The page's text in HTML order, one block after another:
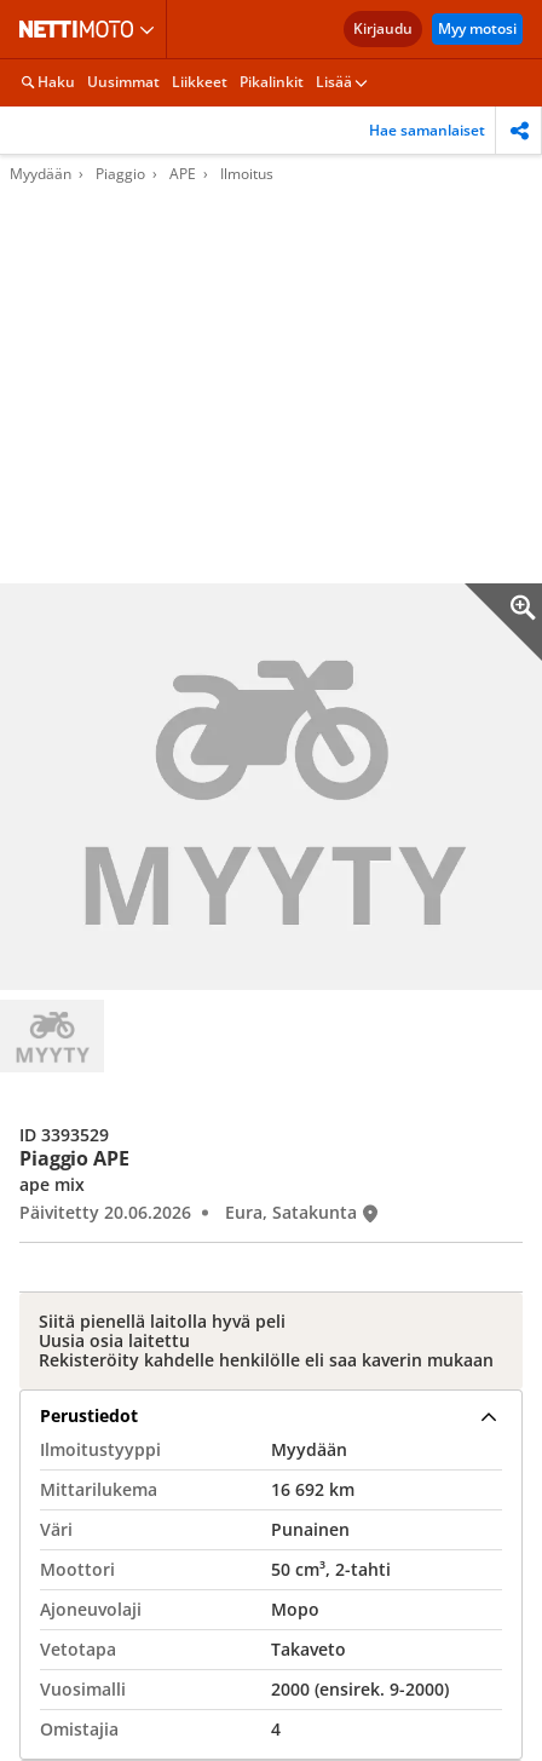
Kirjaudu Myy motosi
Haku Uusimmat Liikkeet Pikalinkit Lisää
Hae samanlaiset
Myydään Piaggio APE Ilmoitus
Piaggio APE
ape mix
Päivitetty 20.06.2026
Eura, Satakunta
ID 3393529
Siitä pienellä laitolla hyvä peli
Uusia osia laitettu
Rekisteröity kahdelle henkilölle eli saa kaverin mukaan
Perustiedot
Ilmoitustyyppi
Myydään
Mittarilukema
16 692 km
Väri
Punainen
Moottori
50 cm³, 2-tahti
Ajoneuvolaji
Mopo
Vetotapa
Takaveto
Vuosimalli
2000 (ensirek. 9-2000)
Omistajia
4